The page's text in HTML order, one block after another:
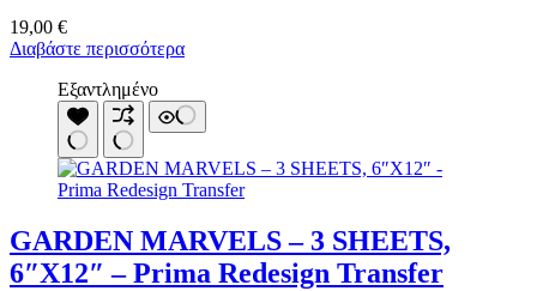
19,00 €
Διαβάστε περισσότερα
Εξαντλημένο
GARDEN MARVELS – 3 SHEETS,
6″X12″ – Prima Redesign Transfer